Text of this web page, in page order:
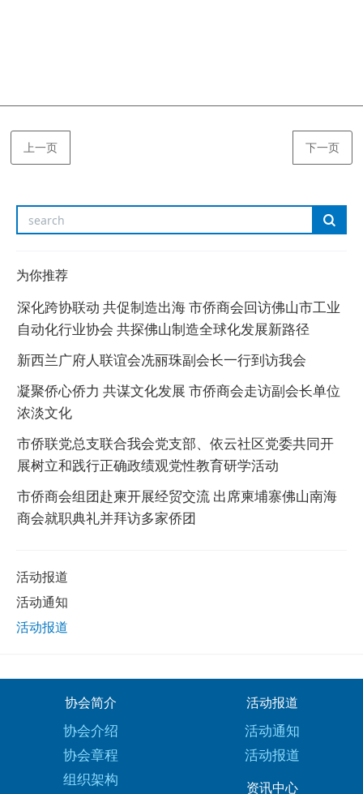
上一页 下一页
为你推荐
深化跨协联动 共促制造出海 市侨商会回访佛山市工业
自动化行业协会 共探佛山制造全球化发展新路径
新西兰广府人联谊会冼丽珠副会长一行到访我会
凝聚侨心侨力 共谋文化发展 市侨商会走访副会长单位
浓淡文化
市侨联党总支联合我会党支部、依云社区党委共同开
展树立和践行正确政绩观党性教育研学活动
市侨商会组团赴柬开展经贸交流 出席柬埔寨佛山南海
商会就职典礼并拜访多家侨团
活动报道
活动通知
活动报道
协会简介
协会介绍
协会章程
组织架构
活动报道
活动通知
活动报道
资讯中心